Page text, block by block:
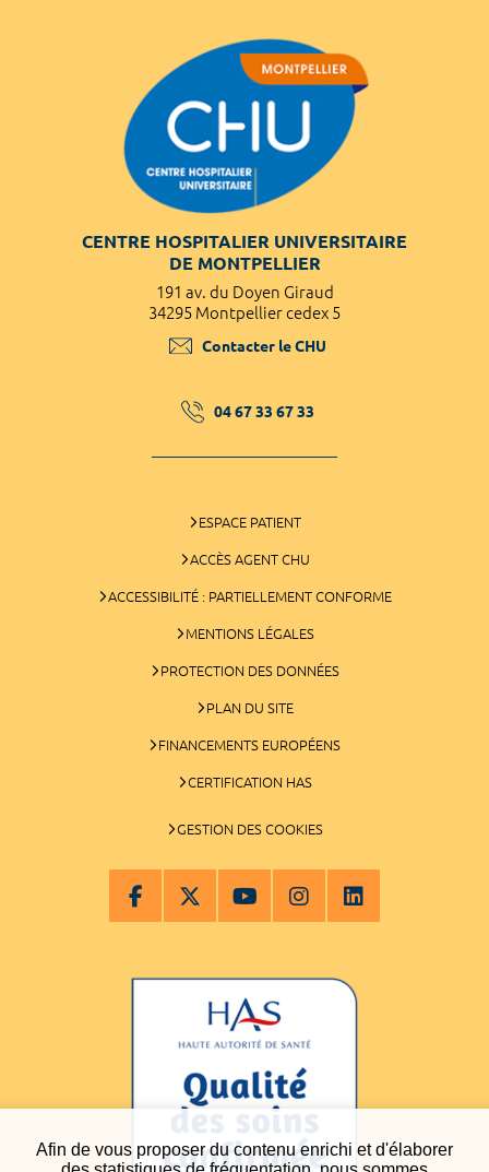
Afin de vous proposer du contenu enrichi et d'élaborer
CENTRE HOSPITALIER UNIVERSITAIRE
DE MONTPELLIER
191 av. du Doyen Giraud
34295 Montpellier cedex 5
Contacter le CHU
04 67 33 67 33
ESPACE PATIENT
ACCÈS AGENT CHU
ACCESSIBILITÉ : PARTIELLEMENT CONFORME
MENTIONS LÉGALES
PROTECTION DES DONNÉES
PLAN DU SITE
FINANCEMENTS EUROPÉENS
CERTIFICATION HAS
GESTION DES COOKIES